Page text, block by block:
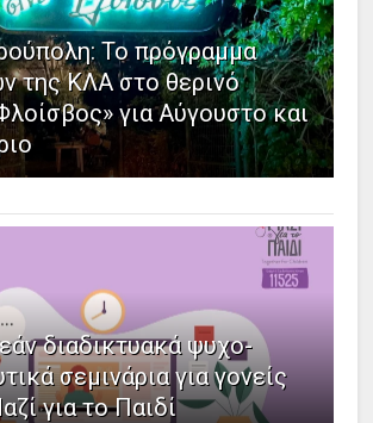
Το πρόγραμμα
της ΚΛΑ στο θερινό
για Αύγουστο και
διαδικτυακά ψυχο-
σεμινάρια για γονείς
για το Παιδί